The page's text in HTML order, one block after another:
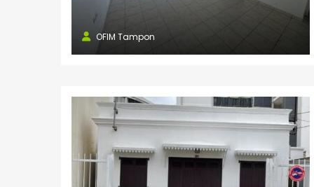
OFIM Tampon
Saline les Bains
181 route de St-Pierre
0262 34 27 29
saline@ofim.fr
Saint Joseph
24 rue Maury 97480